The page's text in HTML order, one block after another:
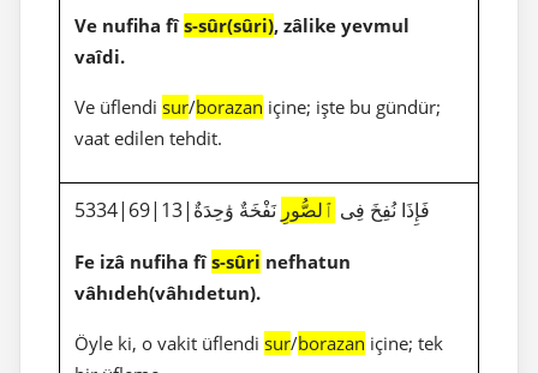
Ve nufiha fîs-sûr(sûri), zâlike yevmul
vaîdi.
Ve üflendi sur/borazan içine; işte bu gündür;
vaat edilen tehdit.
5334|69|13|فَإِذَا نُفِخَ فِى ٱلصُّورِ نَفْخَةٌ وَٰحِدَةٌ
Fe izâ nufiha fîs-sûri nefhatun
vâhıdeh(vâhıdetun).
Öyle ki, o vakit üflendi sur/borazan içine; tek